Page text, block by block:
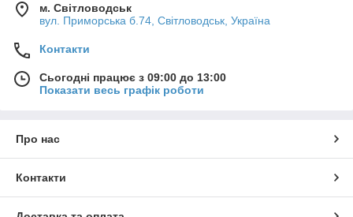
м. Світловодськ
вул. Приморська б.74, Світловодськ, Україна
Контакти
Сьогодні працює з 09:00 до 13:00
Показати весь графік роботи
Про нас
Контакти